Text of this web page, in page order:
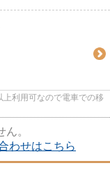
利用可なので電車での移
。
わせはこちら